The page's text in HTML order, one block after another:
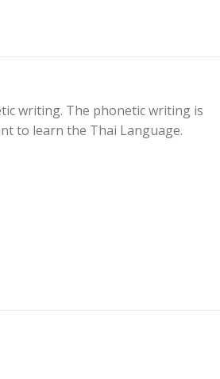
writing. The phonetic writing is
to learn the Thai Language.